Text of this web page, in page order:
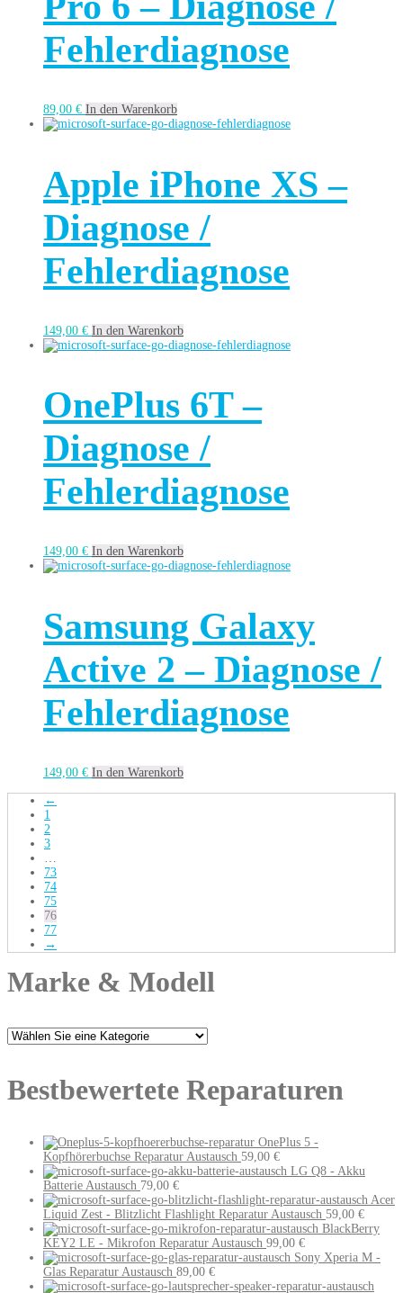
Fehlerdiagnose
89,00 € In den Warenkorb
Apple iPhone XS –
Diagnose /
Fehlerdiagnose
149,00 € In den Warenkorb
OnePlus 6T –
Diagnose /
Fehlerdiagnose
149,00 € In den Warenkorb
Samsung Galaxy
Active 2 – Diagnose /
Fehlerdiagnose
149,00 € In den Warenkorb
←
1
2
3
…
73
74
75
76
77
→
Marke & Modell
Bestbewertete Reparaturen
OnePlus 5 -
Kopfhörerbuchse Reparatur Austausch 59,00 €
LG Q8 - Akku
Batterie Austausch 79,00 €
Acer
Liquid Zest - Blitzlicht Flashlight Reparatur Austausch 59,00 €
BlackBerry
KEY2 LE - Mikrofon Reparatur Austausch 99,00 €
Sony Xperia M -
Glas Reparatur Austausch 89,00 €